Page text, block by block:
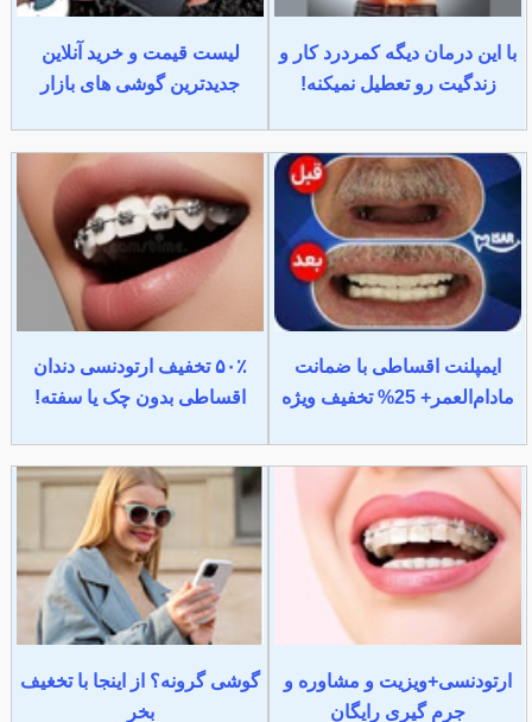
با این درمان دیگه کمردرد کار و
زندگیت رو تعطیل نمیکنه!
لیست قیمت و خرید آنلاین
جدیدترین گوشی های بازار
ایمپلنت اقساطی با ضمانت
مادام‌العمر+ 25% تخفیف ویژه
۵۰٪ تخفیف ارتودنسی دندان
اقساطی بدون چک یا سفته!
ارتودنسی+ویزیت و مشاوره و
جرم گیری رایگان
گوشی گرونه؟ از اینجا با تخغیف
بخر